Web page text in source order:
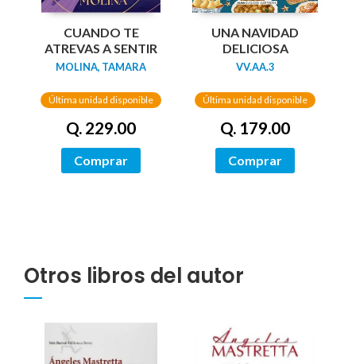
CUANDO TE
ATREVAS A SENTIR
MOLINA, TAMARA
Última unidad disponible
Q. 229.00
Comprar
UNA NAVIDAD
DELICIOSA
VV.AA.3
Última unidad disponible
Q. 179.00
Comprar
Otros libros del autor